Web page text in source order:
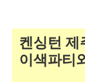
켄싱턴 제
이색파티